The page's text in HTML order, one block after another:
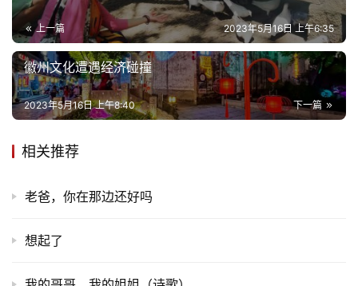
上一篇 2023年5月16日 上午6:35
徽州文化遭遇经济碰撞
下一篇
2023年5月16日 上午8:40
相关推荐
老爸，你在那边还好吗
想起了